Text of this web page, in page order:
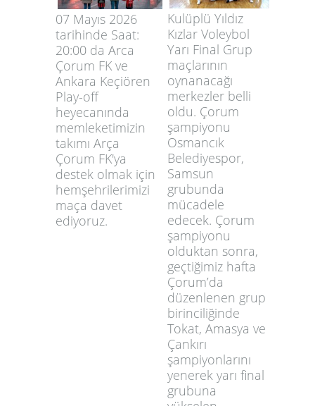
07 Mayıs 2026
tarihinde Saat:
20:00 da Arca
Çorum FK ve
Ankara Keçiören
Play-off
heyecanında
memleketimizin
takımı Arça
Çorum FK'ya
destek olmak için
hemşehrilerimizi
maça davet
ediyoruz.
Kulüplü Yıldız
Kızlar Voleybol
Yarı Final Grup
maçlarının
oynanacağı
merkezler belli
oldu. Çorum
şampiyonu
Osmancık
Belediyespor,
Samsun
grubunda
mücadele
edecek. Çorum
şampiyonu
olduktan sonra,
geçtiğimiz hafta
Çorum’da
düzenlenen grup
birinciliğinde
Tokat, Amasya ve
Çankırı
şampiyonlarını
yenerek yarı final
grubuna